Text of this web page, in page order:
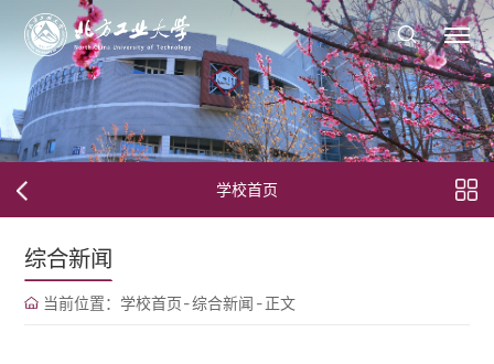
学校首页
综合新闻
当前位置： 学校首页-综合新闻 -正文